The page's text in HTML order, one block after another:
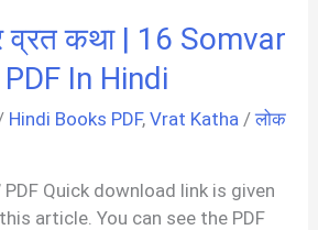
व्रत कथा | 16 Somvar
In Hindi
Hindi Books PDF,Vrat Katha /लोक
PDF Quick download link is given
article. You can see the PDF